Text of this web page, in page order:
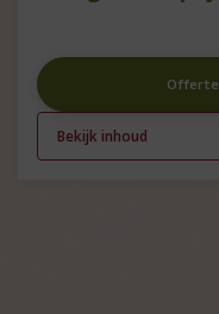
Bekijk inhoud